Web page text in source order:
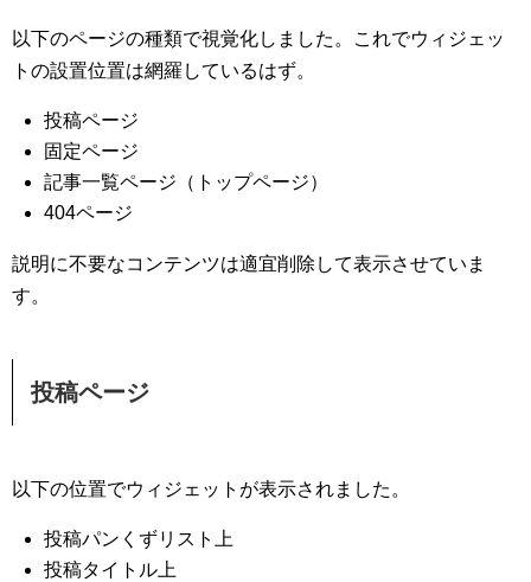
以下のページの種類で視覚化しました。これでウィジェッ
トの設置位置は網羅しているはず。
投稿ページ
固定ページ
記事一覧ページ（トップページ）
404ページ
説明に不要なコンテンツは適宜削除して表示させていま
す。
投稿ページ
以下の位置でウィジェットが表示されました。
投稿パンくずリスト上
投稿タイトル上